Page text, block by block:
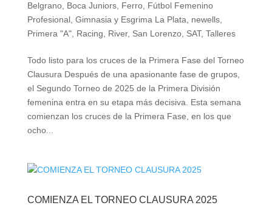
Belgrano, Boca Juniors, Ferro, Fútbol Femenino
Profesional, Gimnasia y Esgrima La Plata newells,
Primera "A", Racing River, San Lorenzo, SAT, Talleres
Todo listo para los cruces de la Primera Fase del Torneo
Clausura Después de una apasionante fase de grupos,
el Segundo Torneo de 2025 de la Primera División
femenina entra en su etapa más decisiva. Esta semana
comienzan los cruces de la Primera Fase, en los que
ocho...
COMIENZA EL TORNEO CLAUSURA 2025